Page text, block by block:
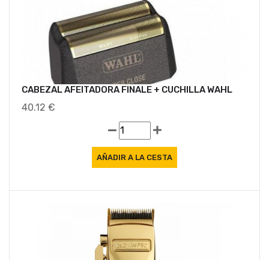
CABEZAL AFEITADORA FINALE + CUCHILLA WAHL
40.12 €